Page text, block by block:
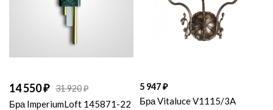
14 550 31 920
Бра ImperiumLoft 145871-22
5 947
Бра Vitaluce V1115/3A